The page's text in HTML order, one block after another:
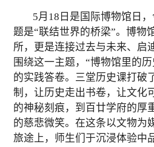
5月 18 日是国际博物馆日
题是“联结世界的桥梁”。博物
所，更是连接过去与未来、启
围绕这一主题，“博物馆里的
的实践答卷。三堂历史课打破
制，让历史走出书卷，让文化
的神秘刻痕，到百廿学府的厚
的慈悲微笑。在这条以文物为
旅途上， 师生们 于沉浸体验中